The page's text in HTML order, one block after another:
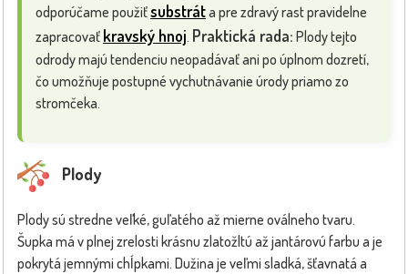
odporúčame použiťsubstráta pre zdravý rast pravidelne
zapracovať kravský hnoj. Praktická rada: Plody tejto
odrody majú tendenciu neopadávať ani po úplnom dozretí,
čo umožňuje postupné vychutnávanie úrody priamo zo
stromčeka.
Plody
Plody sú stredne veľké, guľatého až mierne oválneho tvaru.
Šupka má v plnej zrelosti krásnu zlatožltú až jantárovú farbu a je
pokrytá jemnými chĺpkami. Dužina je veľmi sladká, šťavnatá a